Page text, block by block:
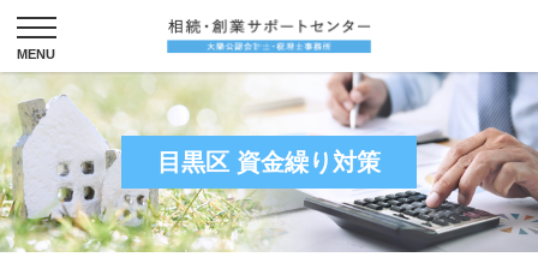
目黒区 資金繰り対策